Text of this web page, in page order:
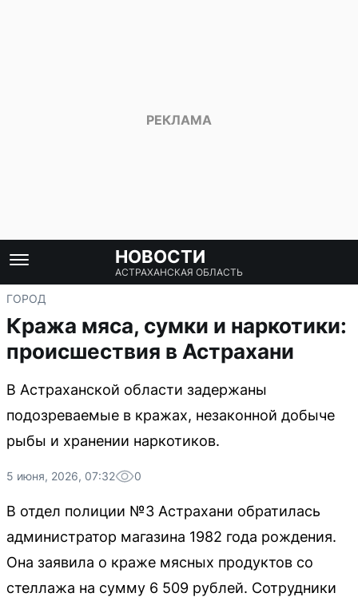
НОВОСТИ
АСТРАХАНСКАЯ ОБЛАСТЬ
ГОРОД
Кража мяса, сумки и наркотики:
происшествия в Астрахани
В Астраханской области задержаны
подозреваемые в кражах, незаконной добыче
рыбы и хранении наркотиков.
5 июня, 2026, 07:32 0
В отдел полиции №3 Астрахани обратилась
администратор магазина 1982 года рождения.
Она заявила о краже мясных продуктов со
стеллажа на сумму 6 509 рублей. Сотрудники